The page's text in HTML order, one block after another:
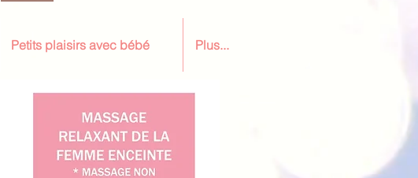
Petits plaisirs avec bébé Plus...